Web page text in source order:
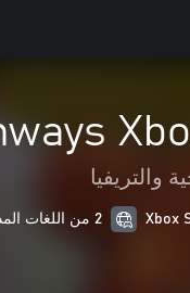
والتريفيا
2 من اللغات المدعمة